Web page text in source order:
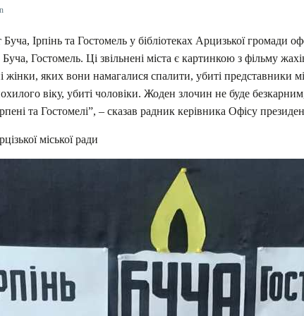
Ірпінь та Гостомель у бібліотеках Арцизької громади
Буча, Гостомель. Ці звільнені міста є картинкою з фільму
жінки, яких вони намагалися спалити, убиті представники
віку, убиті чоловіки. Жоден злочин не буде
та Гостомелі”, – сказав радник керівника Офісу
міської ради